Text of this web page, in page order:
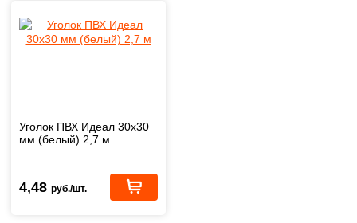
Уголок ПВХ Идеал 30х30
мм (белый) 2,7 м
4,48 руб./шт.